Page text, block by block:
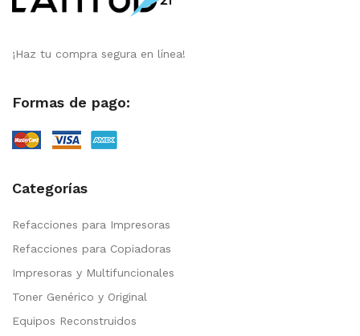
¡Haz tu compra segura en línea!
Formas de pago:
Categorías
Refacciones para Impresoras
Refacciones para Copiadoras
Impresoras y Multifuncionales
Toner Genérico y Original
Equipos Reconstruidos